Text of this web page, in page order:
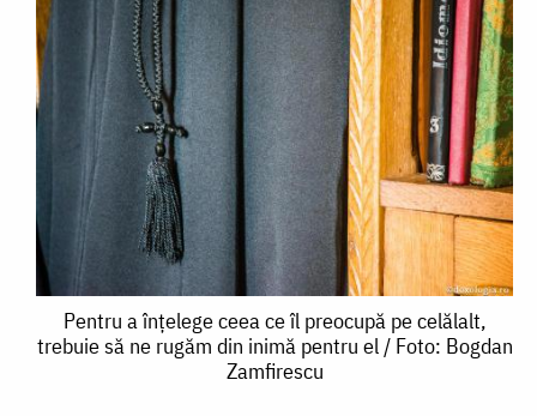
Pentru
a
Pentru a înțelege ceea ce îl preocupă pe celălalt,
trebuie să ne rugăm din inimă pentru el / Foto: Bogdan
Zamfirescu